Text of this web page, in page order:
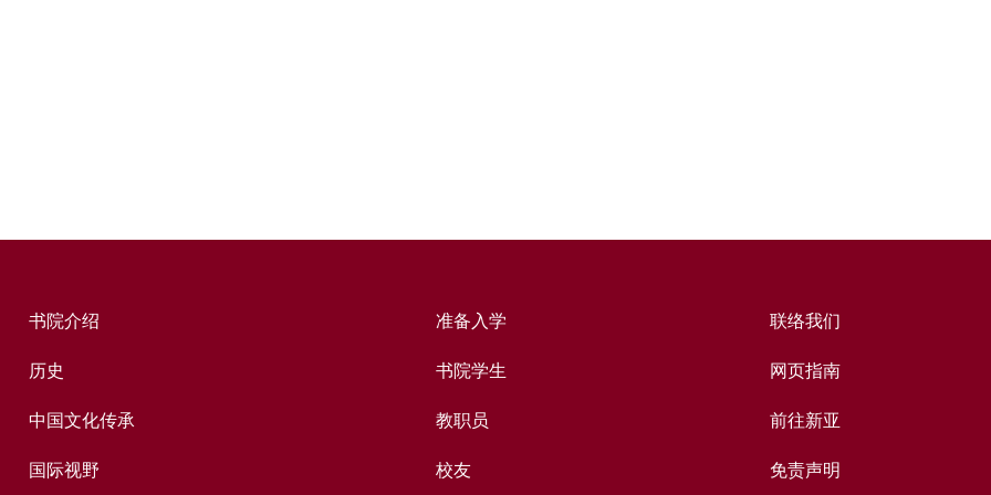
书院介绍
历史
中国文化传承
国际视野
准备入学
书院学生
教职员
校友
联络我们
网页指南
前往新亚
免责声明